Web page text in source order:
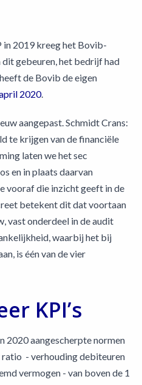
in 2019 kreeg het Bovib-
gebeuren, het bedrijf had
de Bovib de eigen
2020.
aangepast. Schmidt Crans:
te krijgen van de financiële
laten we het sec
en in plaats daarvan
vooraf die inzicht geeft in de
betekent dit dat voortaan
vast onderdeel in de audit
waarbij het bij
is één van de vier
KPI’s
2020 aangescherpte normen
ratio - verhouding debiteuren
vermogen - van boven de 1